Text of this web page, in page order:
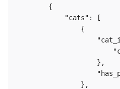
        {
            "cats": [
                {
                    },
                },